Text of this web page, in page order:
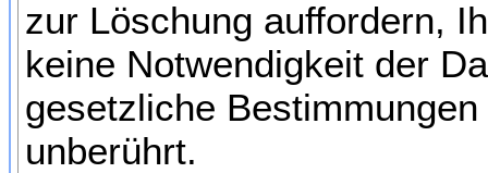
zur Löschung auffordern,
keine Notwendigkeit der
gesetzliche
unberührt.